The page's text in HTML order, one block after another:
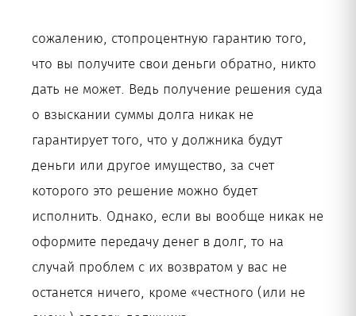
сожалению, стопроцентную гарантию того,
что вы получите свои деньги обратно, никто
дать не может. Ведь получение решения суда
о взыскании суммы долга никак не
гарантирует того, что у должника будут
деньги или другое имущество, за счет
которого это решение можно будет
исполнить. Однако, если вы вообще никак не
оформите передачу денег в долг, то на
случай проблем с их возвратом у вас не
останется ничего, кроме «честного (или не